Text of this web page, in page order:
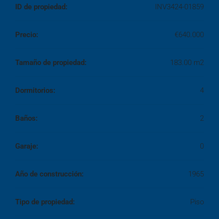
ID de propiedad: INV3424-01859
Precio: €640.000
Tamaño de propiedad: 183.00 m2
Dormitorios: 4
Baños: 2
Garaje: 0
Año de construcción: 1965
Tipo de propiedad: Piso